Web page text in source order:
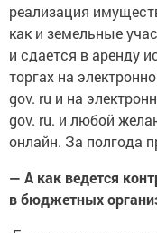
реализация
как и земельные
и сдается в аренду
торгах на
gov. ru и на
gov. ru. и любой
онлайн. За полгода
— А как ведется
в бюджетных